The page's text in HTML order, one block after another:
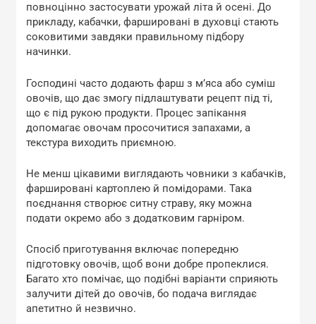
повноцінно застосувати урожай літа й осені. До
прикладу, кабачки, фаршировані в духовці стають
соковитими завдяки правильному підбору
начинки.
Господині часто додають фарш з м’яса або суміш
овочів, що дає змогу підлаштувати рецепт під ті,
що є під рукою продукти. Процес запікання
допомагає овочам просочитися запахами, а
текстура виходить приємною.
Не менш цікавими виглядають човники з кабачків,
фаршировані картоплею й помідорами. Така
поєднання створює ситну страву, яку можна
подати окремо або з додатковим гарніром.
Спосіб приготування включає попередню
підготовку овочів, щоб вони добре пропеклися.
Багато хто помічає, що подібні варіанти сприяють
залучити дітей до овочів, бо подача виглядає
апетитно й незвично.